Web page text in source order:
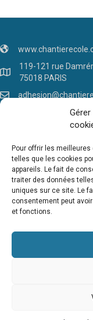
Pour offrir les
telles que les cookies
appareils. Le fait de
traiter des données
uniques sur ce site. Le
consentement peut
et fonctions.
119-121 rue
75018 PARIS
© 2026 Chantier